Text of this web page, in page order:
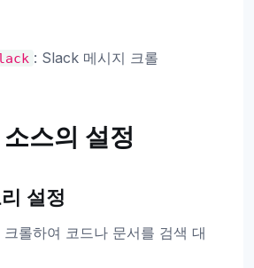
: Slack 메시지 크롤
스의 설정
설정
롤하여 코드나 문서를 검색 대